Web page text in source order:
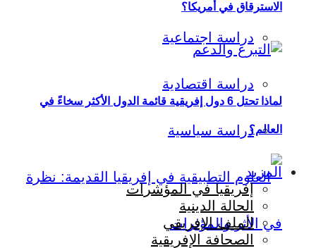
دراسة اجتماعية
دراسة اقتصادية
دراسة سياسية
الاسترقاق في أمريكا؟
لماذا تحتل 6 دول إفريقية قائمة الدول الأكثر سخاءً في
العالم؟
المزيد
إفريقيا في المؤشرات
الحالة الدينية
الملف الإفريقي
الصحافة الإفريقية